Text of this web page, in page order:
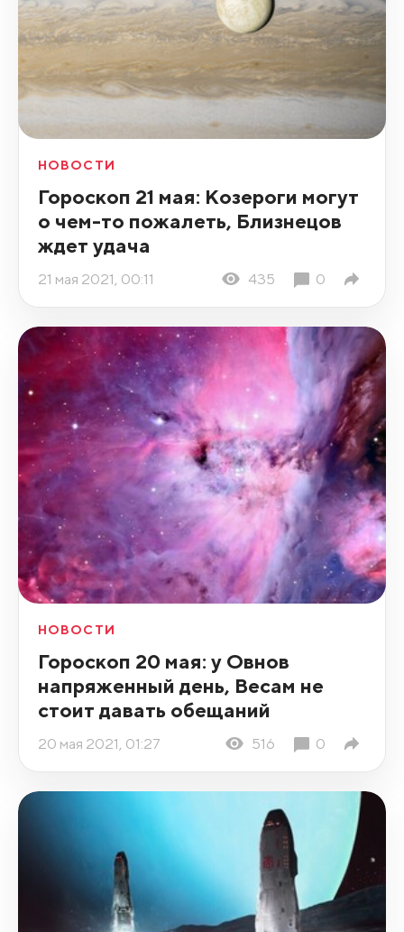
НОВОСТИ
Гороскоп 21 мая: Козероги могут
о чем-то пожалеть, Близнецов
ждет удача
21 мая 2021, 00:11 435 0
НОВОСТИ
Гороскоп 20 мая: у Овнов
напряженный день, Весам не
стоит давать обещаний
20 мая 2021, 01:27 516 0